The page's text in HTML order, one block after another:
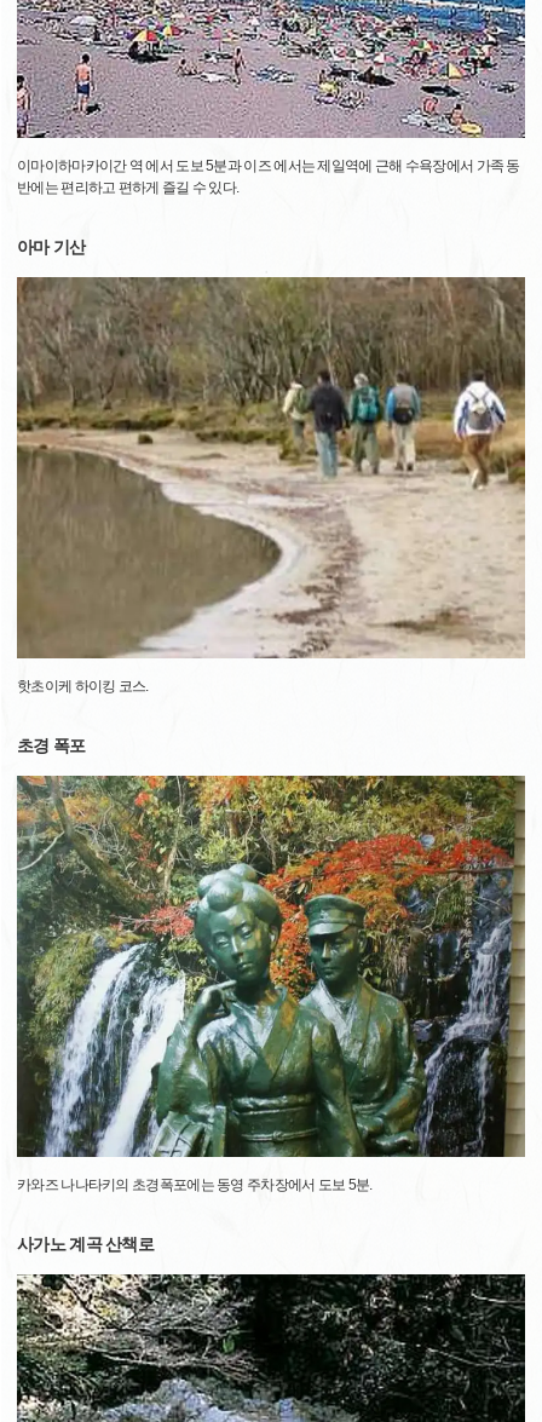
이마이하마카이간 역 에서 도보 5분과 이즈 에서는 제일역에 근해 수욕장에서 가족 동
반에는 편리하고 편하게 즐길 수 있다.
아마 기산
핫초이케 하이킹 코스.
초경 폭포
카와즈 나나타키의 초경폭포에는 동영 주차장에서 도보 5분.
사가노 계곡 산책로